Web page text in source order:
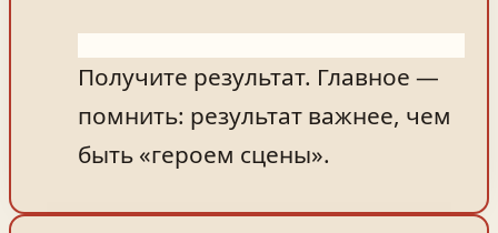
Получите результат. Главное —
помнить: результат важнее, чем
быть «героем сцены».